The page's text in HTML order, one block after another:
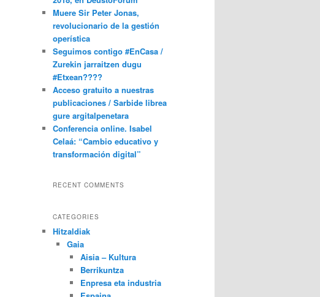
Muere Sir Peter Jonas,
revolucionario de la gestión
operística
Seguimos contigo #EnCasa /
Zurekin jarraitzen dugu
#Etxean????
Acceso gratuito a nuestras
publicaciones / Sarbide librea
gure argitalpenetara
Conferencia online. Isabel
Celaá: “Cambio educativo y
transformación digital”
RECENT COMMENTS
CATEGORIES
Hitzaldiak
Gaia
Aisia – Kultura
Berrikuntza
Enpresa eta industria